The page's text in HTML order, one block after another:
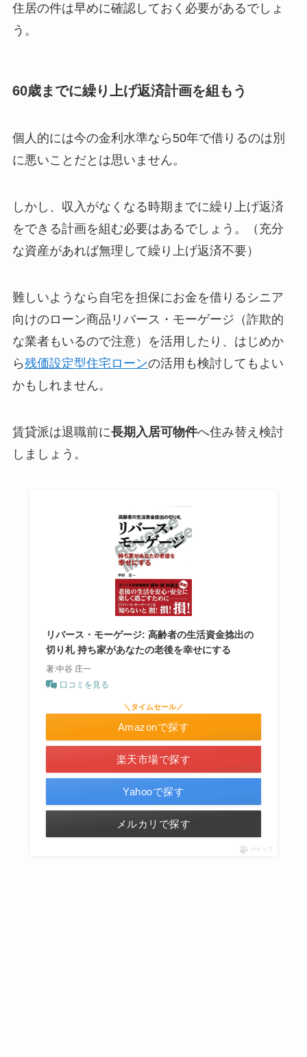
住居の件は早めに確認しておく必要があるでしょ
う。
60歳までに繰り上げ返済計画を組もう
個人的には今の金利水準なら50年で借りるのは別
に悪いことだとは思いません。
しかし、収入がなくなる時期までに繰り上げ返済
をできる計画を組む必要はあるでしょう。（充分
な資産があれば無理して繰り上げ返済不要）
難しいようなら自宅を担保にお金を借りるシニア
向けのローン商品リバース・モーゲージ（詐欺的
な業者もいるので注意）を活用したり、はじめか
ら残価設定型住宅ローンの活用も検討してもよい
かもしれません。
賃貸派は退職前に長期入居可物件へ住み替え検討
しましょう。
リバース・モーゲージ: 高齢者の生活資金捻出の
切り札 持ち家があなたの老後を幸せにする
著:中谷 庄一
口コミを見る
＼タイムセール／
Amazonで探す
楽天市場で探す
Yahooで探す
メルカリで探す
ポチップ